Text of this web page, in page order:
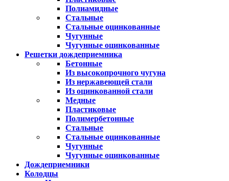
Полиамидные
Стальные
Стальные оцинкованные
Чугунные
Чугунные оцинкованные
Решетки дождеприемника
Бетонные
Из высокопрочного чугуна
Из нержавеющей стали
Из оцинкованной стали
Медные
Пластиковые
Полимербетонные
Стальные
Стальные оцинкованные
Чугунные
Чугунные оцинкованные
Дождеприемники
Колодцы